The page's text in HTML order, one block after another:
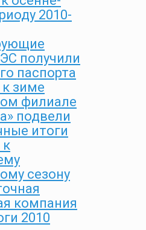
2010-
получили
паспорта
зиме
филиале
подвели
итоги
к
сезону
компания
2010